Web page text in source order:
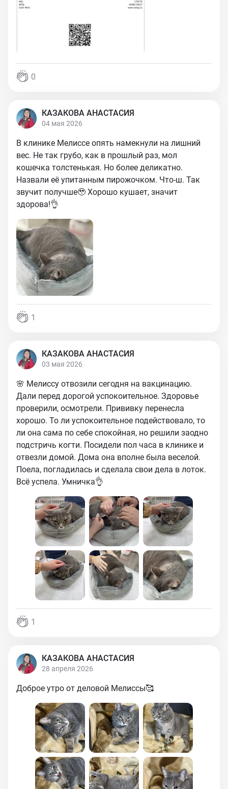
0
КАЗАКОВА АНАСТАСИЯ
04 мая 2026
В клинике Мелиссе опять намекнули на лишний
вес. Не так грубо, как в прошлый раз, мол
кошечка толстенькая. Но более деликатно.
Назвали её упитанным пирожочком. Что-ш. Так
звучит получше🥹 Хорошо кушает, значит
здорова!👌
1
КАЗАКОВА АНАСТАСИЯ
03 мая 2026
🌸 Мелиссу отвозили сегодня на вакцинацию.
Дали перед дорогой успокоительное. Здоровье
проверили, осмотрели. Прививку перенесла
хорошо. То ли успокоительное подействовало, то
ли она сама по себе спокойная, но решили заодно
подстричь когти. Посидели пол часа в клинике и
отвезли домой. Дома она вполне была веселой.
Поела, погладилась и сделала свои дела в лоток.
Всё успела. Умничка👌
1
КАЗАКОВА АНАСТАСИЯ
28 апреля 2026
Доброе утро от деловой Мелиссы🥰